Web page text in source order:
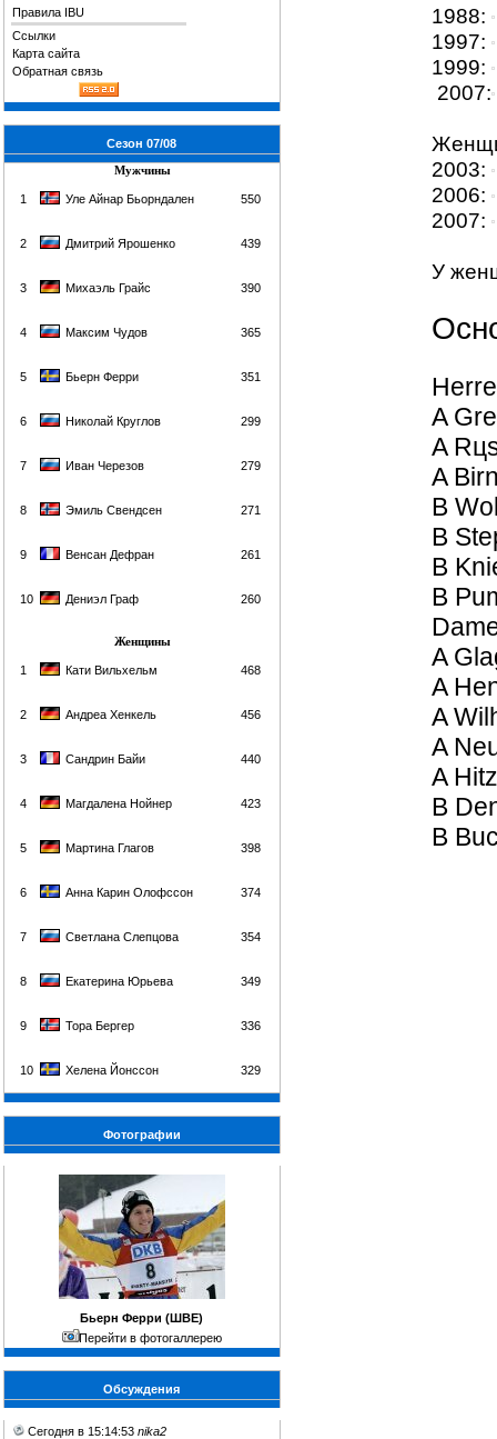
Правила IBU
Ссылки
Карта сайта
Обратная связь
Сезон 07/08
Мужчины
1 Уле Айнар Бьорндален 550
2 Дмитрий Ярошенко 439
3 Михаэль Грайс 390
4 Максим Чудов 365
5 Бьерн Ферри 351
6 Николай Круглов 299
7 Иван Черезов 279
8 Эмиль Свендсен 271
9 Венсан Дефран 261
10 Дениэл Граф 260
Женщины
1 Кати Вильхельм 468
2 Андреа Хенкель 456
3 Сандрин Байи 440
4 Магдалена Нойнер 423
5 Мартина Глагов 398
6 Анна Карин Олофссон 374
7 Светлана Слепцова 354
8 Екатерина Юрьева 349
9 Тора Бергер 336
10 Хелена Йонссон 329
Фотографии
Бьерн Ферри (ШВЕ)
Перейти в фотогаллерею
Обсуждения
Сегодня в 15:14:53 nika2
1988:
1997:
1999:
2007:
2003:
2006:
2007:
У
A
A
A
B
B
B
B
A
A
A
A
A
B
B